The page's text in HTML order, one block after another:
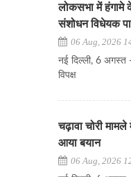
लोकसभा में हंगामे
संशोधन विधेयक
06 Aug, 2026
नई दिल्ली, 6 अगस्त
विपक्ष
चढ़ावा चोरी
आया बयान
06 Aug, 2026